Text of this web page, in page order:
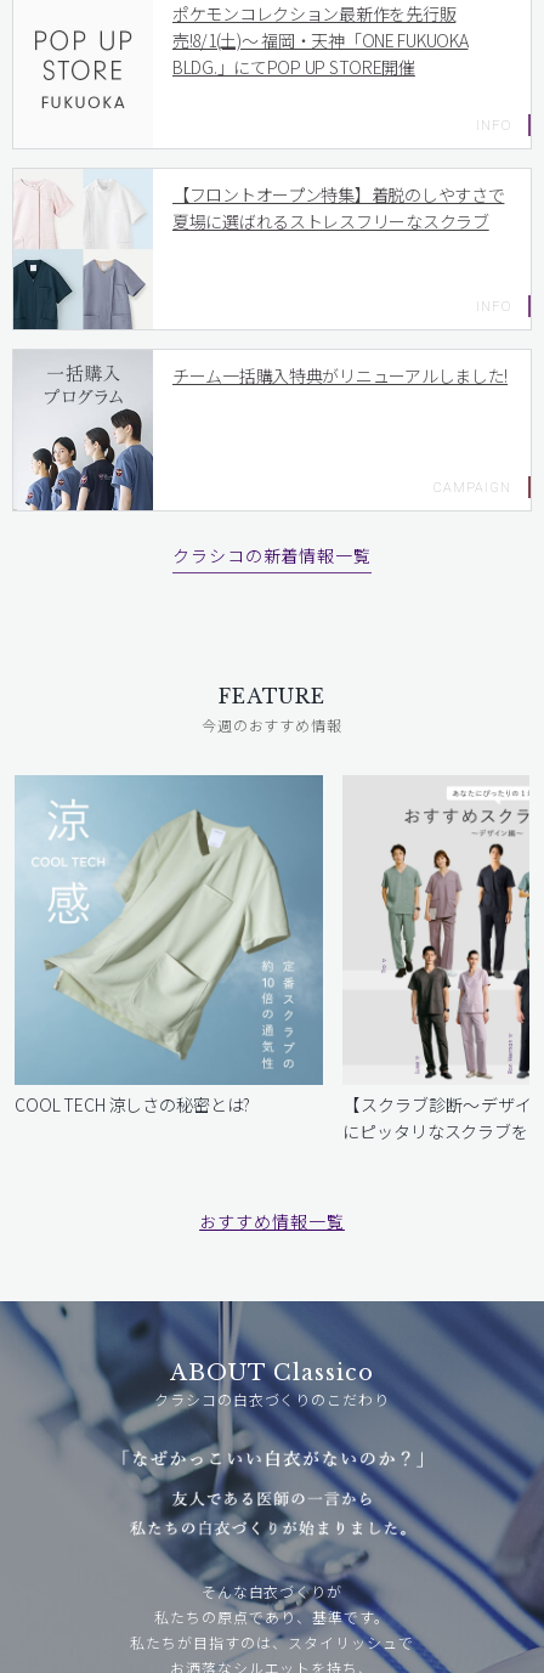
ポケモンコレクション最新作を先行販
売!8/1(土)〜 福岡・天神「ONE FUKUOKA
BLDG.」にてPOP UP STORE開催
【フロントオープン特集】着脱のしやすさで
夏場に選ばれるストレスフリーなスクラブ
チーム一括購入特典がリニューアルしました!
クラシコの新着情報一覧
FEATURE
今週のおすすめ情報
COOL TECH 涼しさの秘密とは?
【スクラブ診断〜デザイ
にピッタリなスクラブを
おすすめ情報一覧
ABOUT Classico
クラシコの白衣づくりのこだわり
そんな白衣づくりが
私たちの原点であり、基準です。
私たちが目指すのは、スタイリッシュで
お洒落なシルエットを持ち、